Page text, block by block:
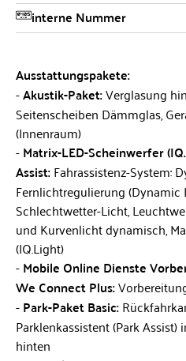
interne Nummer
Ausstattungspakete:
Akustik-Paket:Verglasung
Seitenscheiben Dämmglas,
(Innenraum)
Matrix-LED-Scheinwerfer
Assist:Fahrassistenz-System:
Fernlichtregulierung (Dynamic
Schlechtwetter-Licht,
und Kurvenlicht dynamisch,
(IQ.Light)
Mobile Online Dienste
We Connect Plus:
Park-Paket Basic:
Parklenkassistent (Park
hinten